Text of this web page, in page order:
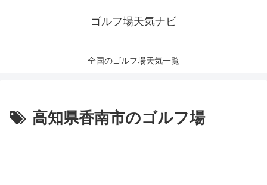
ゴルフ場天気ナビ
全国のゴルフ場天気一覧
高知県香南市のゴルフ場